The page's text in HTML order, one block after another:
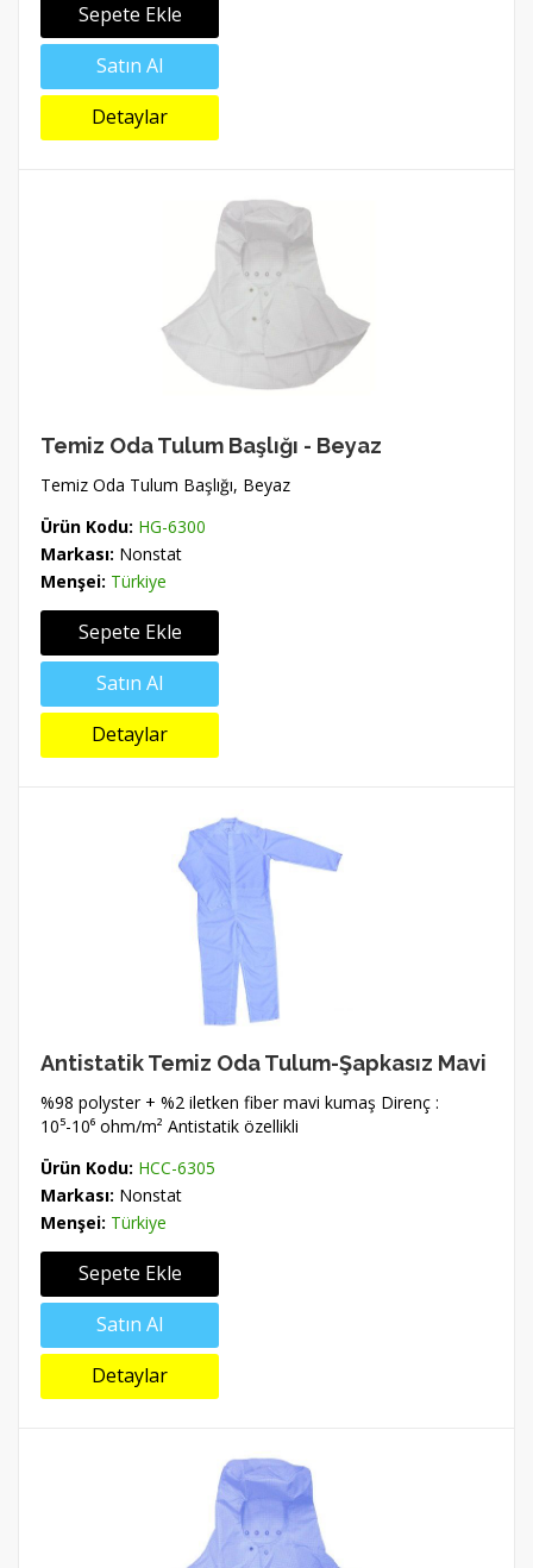
Sepete Ekle
Satın Al
Detaylar
Temiz Oda Tulum Başlığı - Beyaz
Temiz Oda Tulum Başlığı, Beyaz
Ürün Kodu: HG-6300
Markası: Nonstat
Menşei: Türkiye
Sepete Ekle
Satın Al
Detaylar
Antistatik Temiz Oda Tulum-Şapkasız Mavi
%98 polyster + %2 iletken fiber mavi kumaş Direnç :
10⁵-10⁶ ohm/m² Antistatik özellikli
Ürün Kodu: HCC-6305
Markası: Nonstat
Menşei: Türkiye
Sepete Ekle
Satın Al
Detaylar